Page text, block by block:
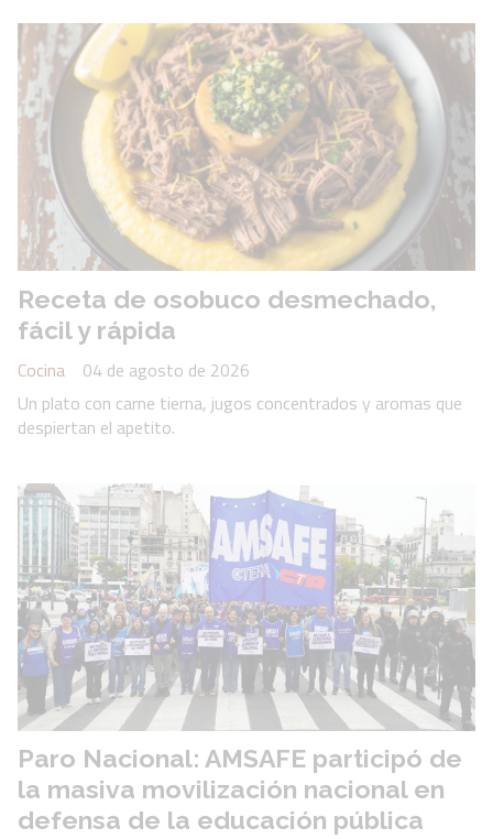
Receta de osobuco desmechado,
fácil y rápida
Cocina
04 de agosto de 2026
Un plato con carne tierna, jugos concentrados y aromas que
despiertan el apetito.
Paro Nacional: AMSAFE participó de
la masiva movilización nacional en
defensa de la educación pública